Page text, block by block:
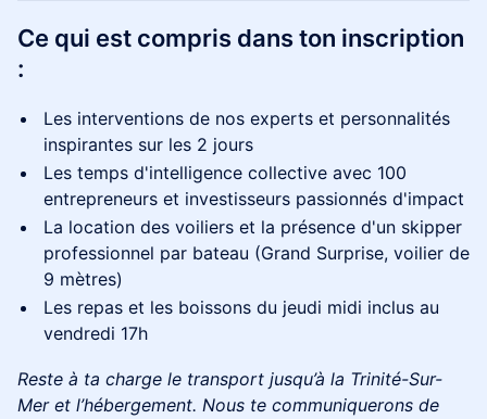
​Ce qui est compris dans ton inscription
:
​Les interventions de nos experts et personnalités
inspirantes sur les 2 jours
Les temps d'intelligence collective avec 100
entrepreneurs et investisseurs passionnés d'impact
​La location des voiliers et la présence d'un skipper
professionnel par bateau (Grand Surprise, voilier de
9 mètres)
​Les repas et les boissons du jeudi midi inclus au
vendredi 17h
Reste à ta charge le transport jusqu’à la Trinité-Sur-
Mer et l’hébergement. Nous te communiquerons de